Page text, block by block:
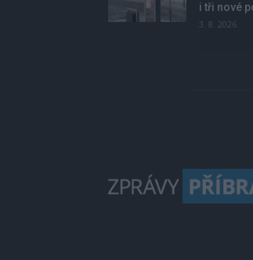
i tři nové
3. 8. 2026